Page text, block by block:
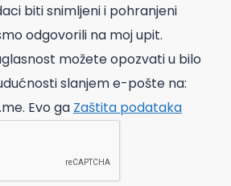
biti snimljeni i pohranjeni
odgovorili na moj upit.
možete opozvati u bilo
slanjem e-pošte na:
Evo ga Zaštita podataka